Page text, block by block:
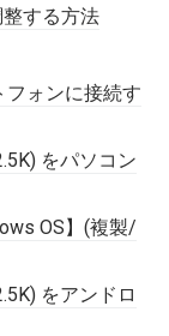
する方法
ォンに接続す
をパソコン
OS】(複製/
をアンドロ